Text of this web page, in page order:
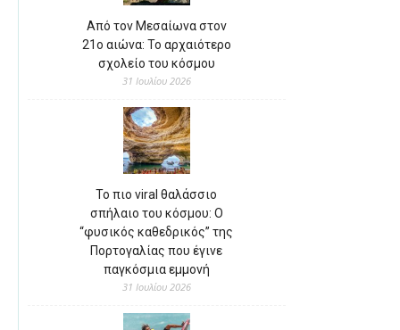
Από τον Μεσαίωνα στον
21ο αιώνα: Το αρχαιότερο
σχολείο του κόσμου
31 Ιουλίου 2026
Το πιο viral θαλάσσιο
σπήλαιο του κόσμου: Ο
“φυσικός καθεδρικός” της
Πορτογαλίας που έγινε
παγκόσμια εμμονή
31 Ιουλίου 2026